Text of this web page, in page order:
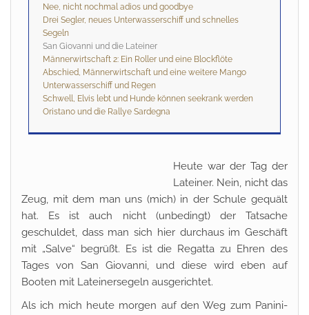
Nee, nicht nochmal adios und goodbye
Drei Segler, neues Unterwasserschiff und schnelles
Segeln
San Giovanni und die Lateiner
Männerwirtschaft 2: Ein Roller und eine Blockflöte
Abschied, Männerwirtschaft und eine weitere Mango
Unterwasserschiff und Regen
Schwell, Elvis lebt und Hunde können seekrank werden
Oristano und die Rallye Sardegna
Heute war der Tag der
Lateiner. Nein, nicht das
Zeug, mit dem man uns (mich) in der Schule gequält
hat. Es ist auch nicht (unbedingt) der Tatsache
geschuldet, dass man sich hier durchaus im Geschäft
mit „Salve“ begrüßt. Es ist die Regatta zu Ehren des
Tages von San Giovanni, und diese wird eben auf
Booten mit Lateinersegeln ausgerichtet.
Als ich mich heute morgen auf den Weg zum Panini-